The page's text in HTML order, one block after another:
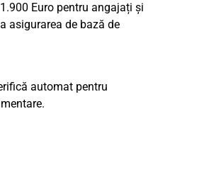
Euro pentru angajați și
asigurarea de bază de
automat pentru